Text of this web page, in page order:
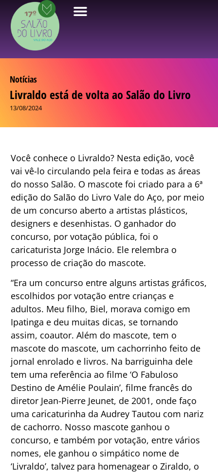
Notícias
Livraldo está de volta ao Salão do Livro
13/08/2024
Você conhece o Livraldo? Nesta edição, você
vai vê-lo circulando pela feira e todas as áreas
do nosso Salão. O mascote foi criado para a 6ª
edição do Salão do Livro Vale do Aço, por meio
de um concurso aberto a artistas plásticos,
designers e desenhistas. O ganhador do
concurso, por votação pública, foi o
caricaturista Jorge Inácio. Ele relembra o
processo de criação do mascote.
“Era um concurso entre alguns artistas gráficos,
escolhidos por votação entre crianças e
adultos. Meu filho, Biel, morava comigo em
Ipatinga e deu muitas dicas, se tornando
assim, coautor. Além do mascote, tem o
mascote do mascote, um cachorrinho feito de
jornal enrolado e livros. Na barriguinha dele
tem uma referência ao filme ‘O Fabuloso
Destino de Amélie Poulain’, filme francês do
diretor Jean-Pierre Jeunet, de 2001, onde faço
uma caricaturinha da Audrey Tautou com nariz
de cachorro. Nosso mascote ganhou o
concurso, e também por votação, entre vários
nomes, ele ganhou o simpático nome de
‘Livraldo’, talvez para homenagear o Ziraldo, o